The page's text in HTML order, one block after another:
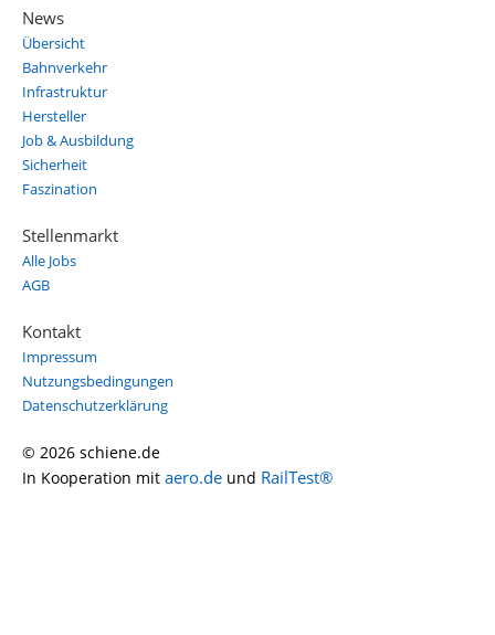
News
Übersicht
Bahnverkehr
Infrastruktur
Hersteller
Job & Ausbildung
Sicherheit
Faszination
Stellenmarkt
Alle Jobs
AGB
Kontakt
Impressum
Nutzungsbedingungen
Datenschutzerklärung
© 2026 schiene.de
In Kooperation mit aero.de und RailTest®